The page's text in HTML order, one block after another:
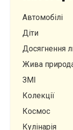
Автомобілі
Діти
Досягнення
Жива
ЗМІ
Колекції
Космос
Кулінарія